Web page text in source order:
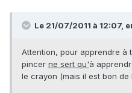
Le 21/07/2011 à 12:07,
Attention, pour apprendre à
pincer ne sert qu'à
le crayon (mais il est bon